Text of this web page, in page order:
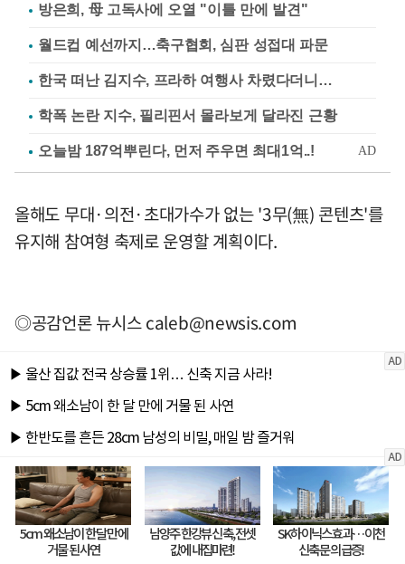
방은희, 母 고독사에 오열 "이틀 만에 발견"
월드컵 예선까지…축구협회, 심판 성접대 파문
한국 떠난 김지수, 프라하 여행사 차렸다더니…
학폭 논란 지수, 필리핀서 몰라보게 달라진 근황
올해도 무대·의전·초대가수가 없는 '3무(無) 콘텐츠'를
유지해 참여형 축제로 운영할 계획이다.
◎공감언론 뉴시스caleb@newsis.com